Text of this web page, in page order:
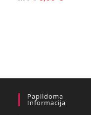
Papildoma
Informacija